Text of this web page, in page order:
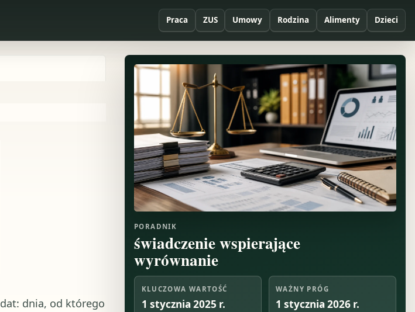
Praca ZUS Umowy Rodzina Alimenty Dzieci
dnia, od którego
PORADNIK
świadczenie wspierające
wyrównanie
KLUCZOWA WARTOŚĆ
1 stycznia 2025 r.
WAŻNY PRÓG
1 stycznia 2026 r.